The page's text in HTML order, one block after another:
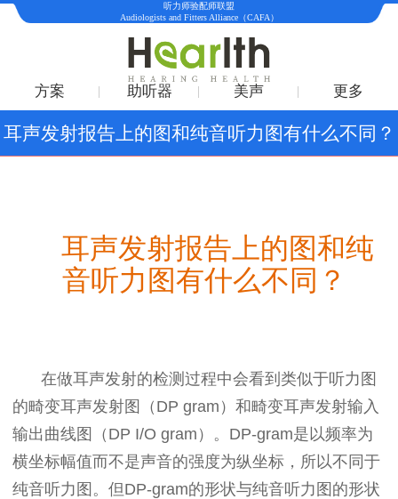
听力师验配师联盟
Audiologists and Fitters Alliance（CAFA）
方案 助听器 美声 更多
耳声发射报告上的图和纯音听力图有什么不同？
耳声发射报告上的图和纯
音听力图有什么不同？
在做耳声发射的检测过程中会看到类似于听力图
的畸变耳声发射图（ DP gram）和畸变耳声发射输入
输出曲线图（DP I/O gram）。DP-gram是以频率为
横坐标幅值而不是声音的强度为纵坐标，所以不同于
纯音听力图。但DP-gram的形状与纯音听力图的形状